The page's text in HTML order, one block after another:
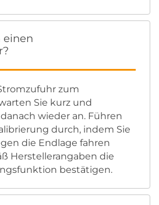
einen
zum
Sie kurz und
wieder an. Führen
durch, indem Sie
die Endlage fahren
Herstellerangaben die
bestätigen.